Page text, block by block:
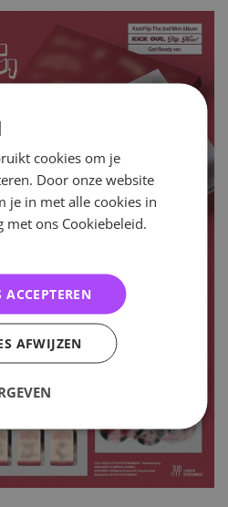
cookies om je
Door onze website
je in met alle cookies in
met ons Cookiebeleid.
ACCEPTEREN
AFWIJZEN